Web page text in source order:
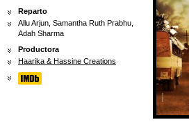
Reparto
Allu Arjun, Samantha Ruth Prabhu,
Adah Sharma
Productora
Haarika & Hassine Creations